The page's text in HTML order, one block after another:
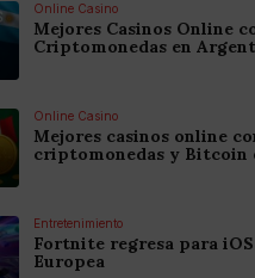
Online Casino
Mejores Casinos Online
Criptomonedas en
Online Casino
Mejores casinos online
criptomonedas y Bitcoin
Entretenimiento
Fortnite regresa para
Europea